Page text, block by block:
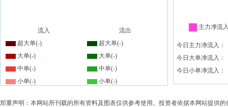
流入
流出
超大单(-) 超大单(-)
大单(-) 大单(-)
中单(-) 中单(-)
小单(-) 小单(-)
主力净流
今日主力净流入：
今日大单净流入：
今日小单净流入：
郑重声明：本网站所刊载的所有资料及图表仅供参考使用。投资者依据本网站提供